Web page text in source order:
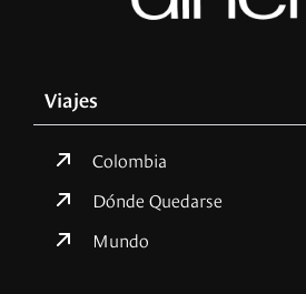
Viajes
Colombia
Dónde Quedarse
Mundo